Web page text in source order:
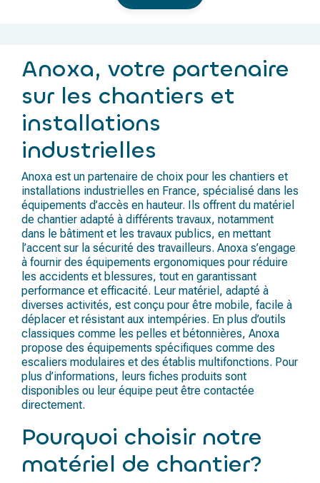
Anoxa, votre partenaire
sur les chantiers et
installations
industrielles
Anoxa est un partenaire de choix pour les chantiers et
installations industrielles en France, spécialisé dans les
équipements d’accès en hauteur. Ils offrent du matériel
de chantier adapté à différents travaux, notamment
dans le bâtiment et les travaux publics, en mettant
l’accent sur la sécurité des travailleurs. Anoxa s’engage
à fournir des équipements ergonomiques pour réduire
les accidents et blessures, tout en garantissant
performance et efficacité. Leur matériel, adapté à
diverses activités, est conçu pour être mobile, facile à
déplacer et résistant aux intempéries. En plus d’outils
classiques comme les pelles et bétonnières, Anoxa
propose des équipements spécifiques comme des
escaliers modulaires et des établis multifonctions. Pour
plus d’informations, leurs fiches produits sont
disponibles ou leur équipe peut être contactée
directement.
Pourquoi choisir notre
matériel de chantier?